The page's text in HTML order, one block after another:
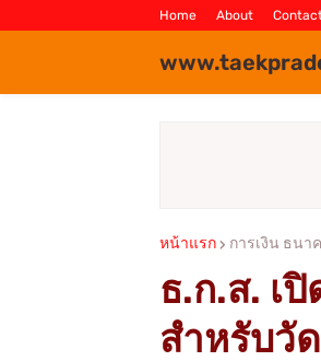
Home About
หน้าแรก การเงิน ธนา
ธ.ก.ส. เ
สำหรับวั